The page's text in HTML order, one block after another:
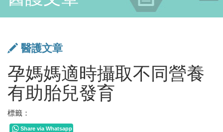
醫護文章
孕媽媽適時攝取不同營養
有助胎兒發育
標籤：
Share via Whatsapp